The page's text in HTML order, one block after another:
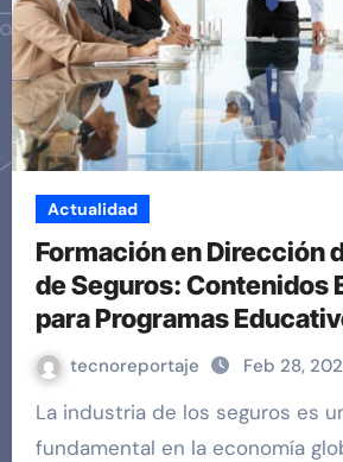
Actualidad
Formación en Dirección
de Seguros: Contenidos
para Programas
tecnoreportaje Feb 28,
La industria de los seguros es un sector
fundamental en la economía